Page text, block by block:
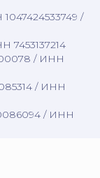
/
7453137214
/ ИНН
/ ИНН
/ ИНН